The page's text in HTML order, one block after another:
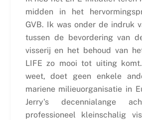
midden in het
GVB. Ik was onder de indruk
tussen de bevordering van
visserij en het behoud van
LIFE zo mooi tot uiting
weet, doet geen enkele
mariene milieuorganisatie in
Jerry's decennialange
professioneel kleinschalig